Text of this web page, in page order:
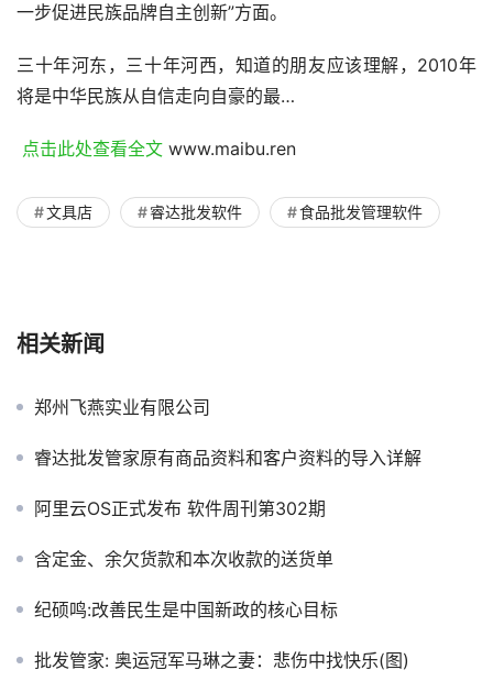
一步促进民族品牌自主创新”方面。
三十年河东，三十年河西，知道的朋友应该理解，2010年
将是中华民族从自信走向自豪的最…
点击此处查看全文 www.maibu.ren
文具店 睿达批发软件 食品批发管理软件
相关新闻
郑州飞燕实业有限公司
睿达批发管家原有商品资料和客户资料的导入详解
阿里云OS正式发布 软件周刊第302期
含定金、余欠货款和本次收款的送货单
纪硕鸣:改善民生是中国新政的核心目标
批发管家: 奥运冠军马琳之妻：悲伤中找快乐(图)